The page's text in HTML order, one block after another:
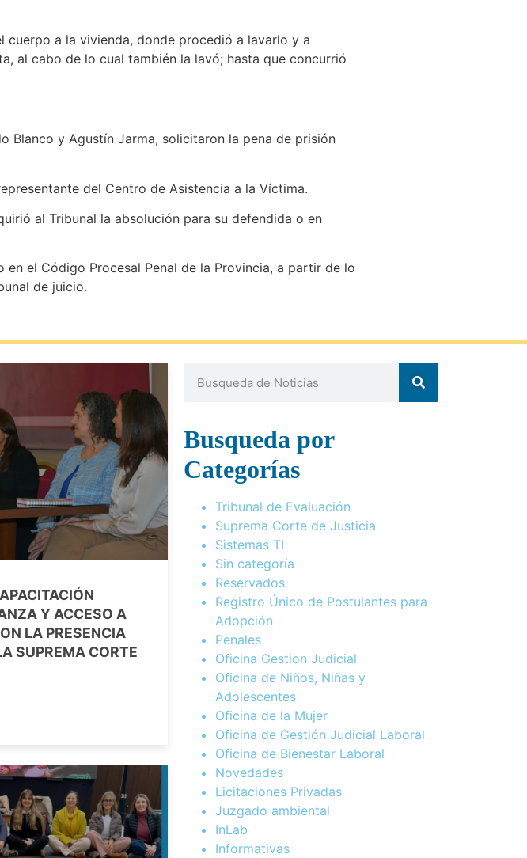
cuerpo a la vivienda, donde procedió a lavarlo y a
al cabo de lo cual también la lavó; hasta que concurrió
Blanco y Agustín Jarma, solicitaron la pena de prisión
del Centro de Asistencia a la Víctima.
al Tribunal la absolución para su defendida o en
el Código Procesal Penal de la Provincia, a partir de lo
de juicio.
Y ACCESO A
LA PRESENCIA
SUPREMA CORTE
Busqueda por
Categorías
Tribunal de Evaluación
Suprema Corte de Justicia
Sistemas TI
Sin categoría
Reservados
Registro Único de Postulantes para
Adopción
Penales
Oficina Gestion Judicial
Oficina de Niños, Niñas y
Adolescentes
Oficina de la Mujer
Oficina de Gestión Judicial Laboral
Oficina de Bienestar Laboral
Novedades
Licitaciones Privadas
Juzgado ambiental
InLab
Informativas